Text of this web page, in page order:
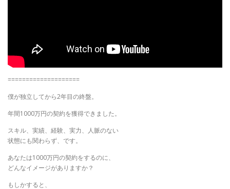
====================
僕が独立してから2年目の終盤。
年間1000万円の契約を獲得できました。
スキル、実績、経験、実力、人脈のない
状態にも関わらず、です。
あなたは1000万円の契約をするのに、
どんなイメージがありますか？
もしかすると、